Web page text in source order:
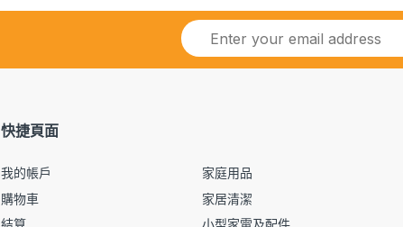
快捷頁面
我的帳戶
購物車
家庭用品
家居清潔